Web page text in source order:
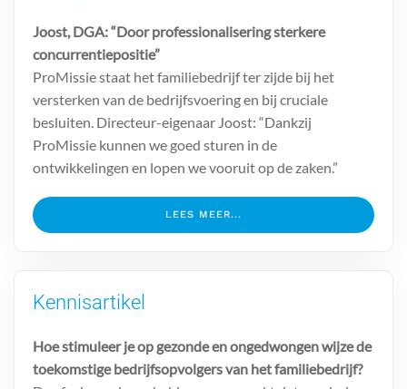
Joost, DGA: “Door professionalisering sterkere
concurrentiepositie”
ProMissie staat het familiebedrijf ter zijde bij het
versterken van de bedrijfsvoering en bij cruciale
besluiten. Directeur-eigenaar Joost: “Dankzij
ProMissie kunnen we goed sturen in de
ontwikkelingen en lopen we vooruit op de zaken.”
LEES MEER...
Kennisartikel
Hoe stimuleer je op gezonde en ongedwongen wijze de
toekomstige bedrijfsopvolgers van het familiebedrijf?